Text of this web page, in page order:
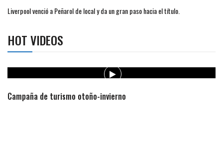
Liverpool venció a Peñarol de local y da un gran paso hacia el título.
HOT VIDEOS
Campaña de turismo otoño-invierno